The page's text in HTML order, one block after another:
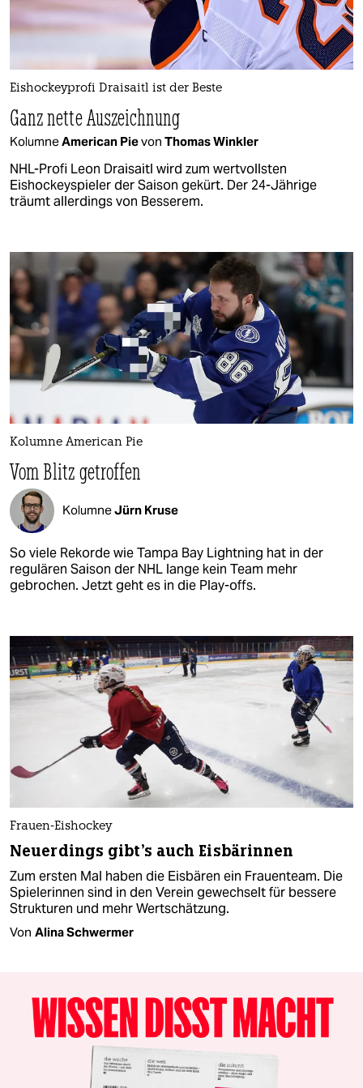
Eishockeyprofi Draisaitl ist der Beste
Ganz nette Auszeichnung
KolumneAmerican Pievon Thomas Winkler
NHL-Profi Leon Draisaitl wird zum wertvollsten
Eishockeyspieler der Saison gekürt. Der 24-Jährige
träumt allerdings von Besserem.
Kolumne American Pie
Vom Blitz getroffen
KolumneJürn Kruse
So viele Rekorde wie Tampa Bay Lightning hat in der
regulären Saison der NHL lange kein Team mehr
gebrochen. Jetzt geht es in die Play-offs.
Frauen-Eishockey
Neuerdings gibt's auch Eisbärinnen
Zum ersten Mal haben die Eisbären ein Frauenteam. Die
Spielerinnen sind in den Verein gewechselt für bessere
Strukturen und mehr Wertschätzung.
Von Alina Schwermer